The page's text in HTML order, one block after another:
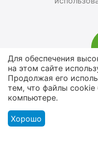
В наличии
От
Для обеспечения
на этом сайте
Продолжая его
тем, что файлы cookie
компьютере.
Хорошо